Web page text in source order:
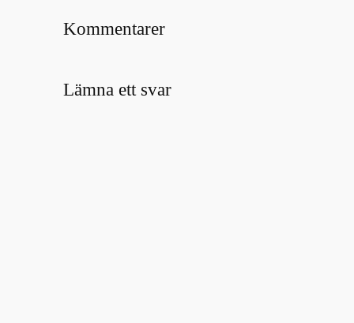
Kommentarer
Lämna ett svar